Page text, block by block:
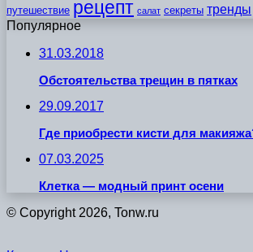
путешествие рецепт салат секреты тренды
Популярное
31.03.2018
Обстоятельства трещин в пятках
29.09.2017
Где приобрести кисти для
07.03.2025
Клетка — модный принт осени
© Copyright 2026, Tonw.ru